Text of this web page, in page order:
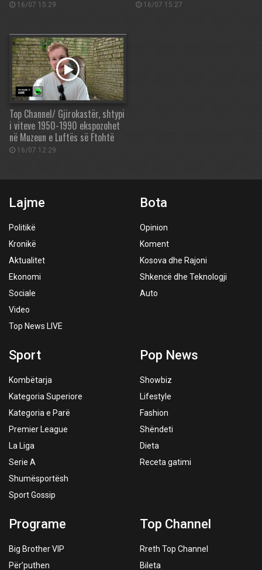
16/07 15:29 16/07 15:27
Top Channel/ Gjirokastër, shtypi
i viteve 1950-1990 ekspozohet
në Muzeun e Luftës së Ftohtë
16/07 12:29
Lajme
Politikë
Kronikë
Aktualitet
Ekonomi
Sociale
Video
Top News LIVE
Bota
Opinion
Koment
Kosova dhe Rajoni
Shkencë dhe Teknologji
Auto
Sport
Kombëtarja
Kategoria Superiore
Kategoria e Parë
Premier League
La Liga
Serie A
Shumësportësh
Sport Gossip
Pop News
Showbiz
Lifestyle
Fashion
Shëndeti
Dieta
Receta gatimi
Programe
Big Brother VIP
Për’puthen
Top Channel
Rreth Top Channel
Bileta